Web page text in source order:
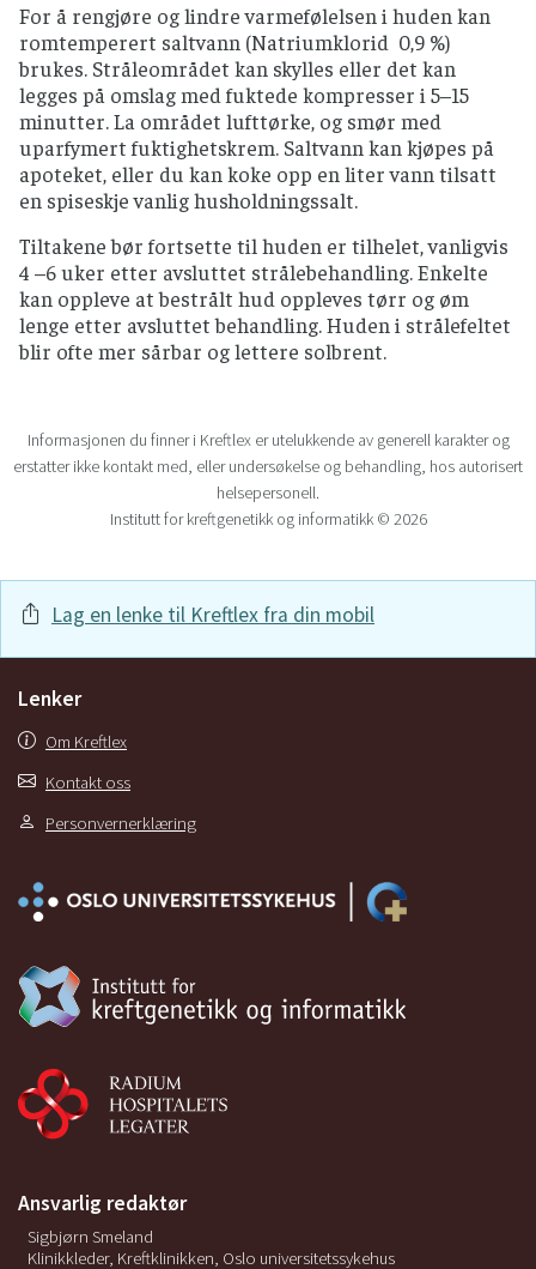
For å rengjøre og lindre varmefølelsen i huden kan
romtemperert saltvann (Natriumklorid 0,9 %)
brukes. Stråleområdet kan skylles eller det kan
legges på omslag med fuktede kompresser i 5–15
minutter. La området lufttørke, og smør med
uparfymert fuktighetskrem. Saltvann kan kjøpes på
apoteket, eller du kan koke opp en liter vann tilsatt
en spiseskje vanlig husholdningssalt.
Tiltakene bør fortsette til huden er tilhelet, vanligvis
4 –6 uker etter avsluttet strålebehandling. Enkelte
kan oppleve at bestrålt hud oppleves tørr og øm
lenge etter avsluttet behandling. Huden i strålefeltet
blir ofte mer sårbar og lettere solbrent.
Informasjonen du finner i Kreftlex er utelukkende av generell karakter og
erstatter ikke kontakt med, eller undersøkelse og behandling, hos autorisert
helsepersonell.
Institutt for kreftgenetikk og informatikk © 2026
Lag en lenke til Kreftlex fra din mobil
Lenker
Om Kreftlex
Kontakt oss
Personvernerklæring
Ansvarlig redaktør
Sigbjørn Smeland
Klinikkleder, Kreftklinikken, Oslo universitetssykehus